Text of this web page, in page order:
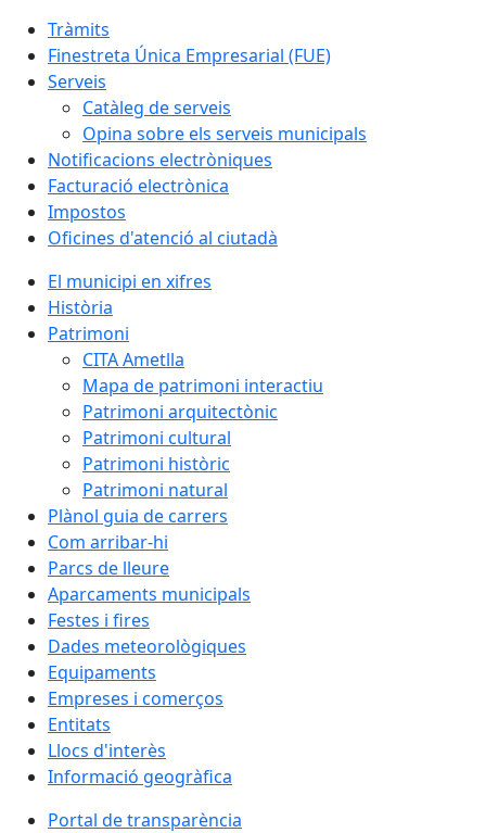
Tràmits
Finestreta Única Empresarial (FUE)
Serveis
Catàleg de serveis
Opina sobre els serveis municipals
Notificacions electròniques
Facturació electrònica
Impostos
Oficines d'atenció al ciutadà
El municipi en xifres
Història
Patrimoni
CITA Ametlla
Mapa de patrimoni interactiu
Patrimoni arquitectònic
Patrimoni cultural
Patrimoni històric
Patrimoni natural
Plànol guia de carrers
Com arribar-hi
Parcs de lleure
Aparcaments municipals
Festes i fires
Dades meteorològiques
Equipaments
Empreses i comerços
Entitats
Llocs d'interès
Informació geogràfica
Portal de transparència